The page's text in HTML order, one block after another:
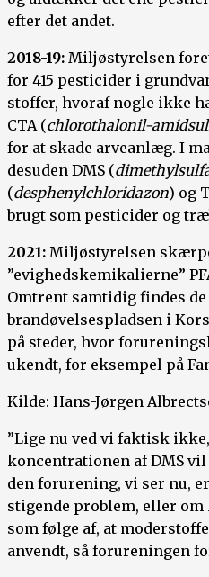
efter det andet.
2018-19: Miljøstyrelsen
for 415 pesticider i
stoffer, hvoraf nogle ikke
CTA (chlorothalonil-
for at skade arveanlæg. I
desuden DMS (
(desphenylchloridazon) og
brugt som pesticider og
2021: Miljøstyrelsen
”evighedskemikalierne”
Omtrent samtidig findes
brandøvelsespladsen i
på steder, hvor
ukendt, for eksempel på
Kilde: Hans-Jørgen
”Lige nu ved vi faktisk
koncentrationen af DMS
den forurening, vi ser nu,
stigende problem, eller
som følge af, at
anvendt, så forureningen